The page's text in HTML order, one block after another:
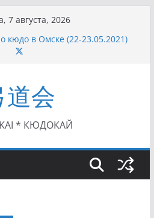
7 августа, 2026
Московской области по Кюдо /
(27.06.2021)
кюдо в Омске (22-23.05.2021)
(01.08.2021)
Японии в России по Кюдо,
道会
* КЮДОКАЙ